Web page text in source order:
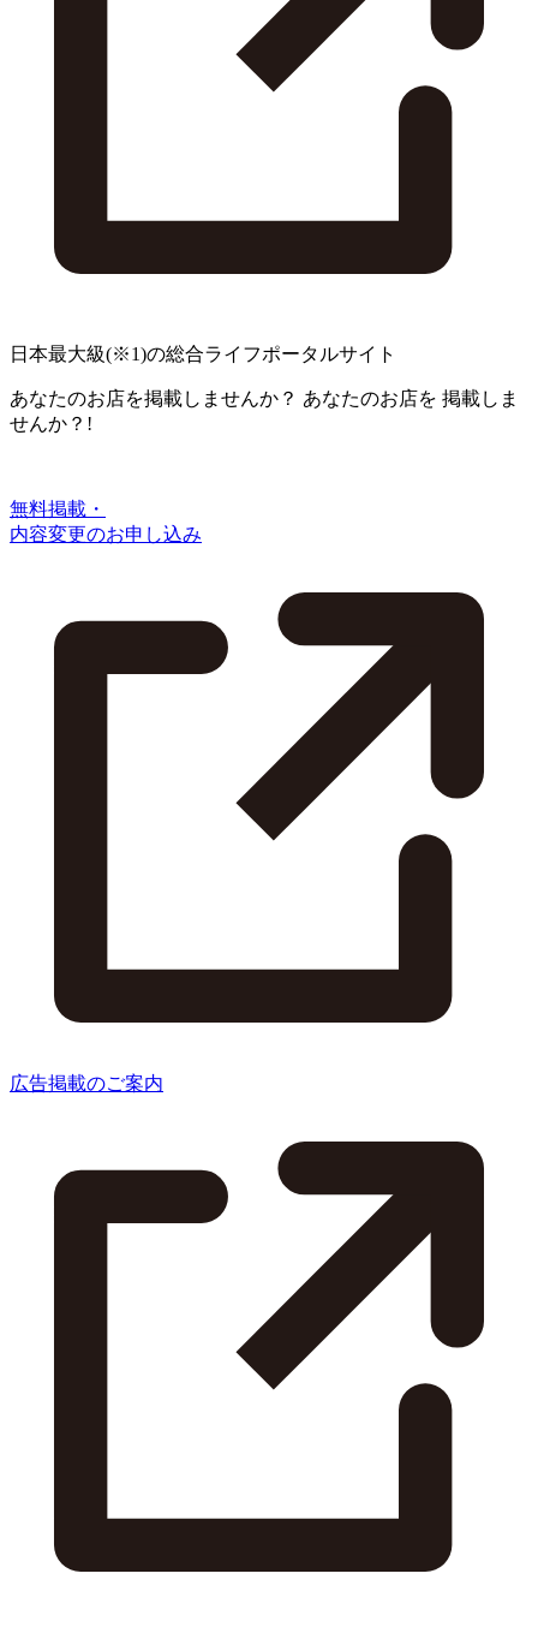
日本最大級(※1)の総合ライフポータルサイト
あなたのお店を掲載しませんか？ あなたのお店を 掲載しま
せんか？!
無料掲載・
内容変更のお申し込み
広告掲載のご案内